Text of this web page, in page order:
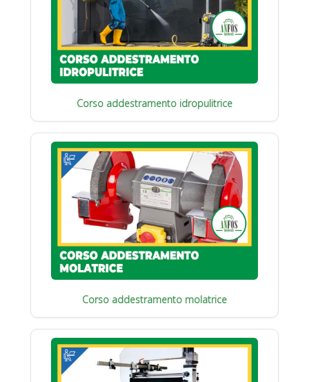
Corso addestramento idropulitrice
Corso addestramento molatrice